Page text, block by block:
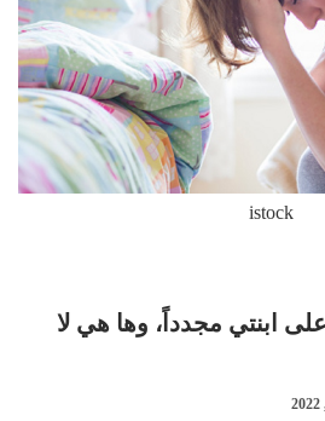
istock
ابنتي مجدداً، وها هي لا